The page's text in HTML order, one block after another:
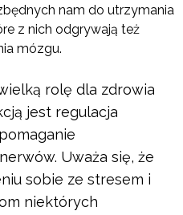
nam do utrzymania
z nich odgrywają też
mózgu.
rolę dla zdrowia
jest regulacja
Uważa się, że
sobie ze stresem i
niektórych